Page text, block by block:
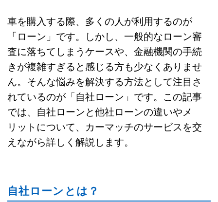
車を購入する際、多くの人が利用するのが
「ローン」です。しかし、一般的なローン審
査に落ちてしまうケースや、金融機関の手続
きが複雑すぎると感じる方も少なくありませ
ん。そんな悩みを解決する方法として注目さ
れているのが「自社ローン」です。この記事
では、自社ローンと他社ローンの違いやメ
リットについて、カーマッチのサービスを交
えながら詳しく解説します。
自社ローンとは？